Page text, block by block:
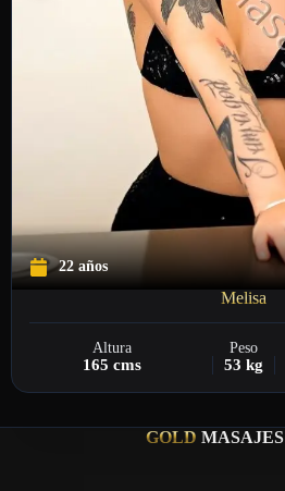
22 años
Melisa
Altura Peso
165 cms 53 kg
GOLD MASAJES